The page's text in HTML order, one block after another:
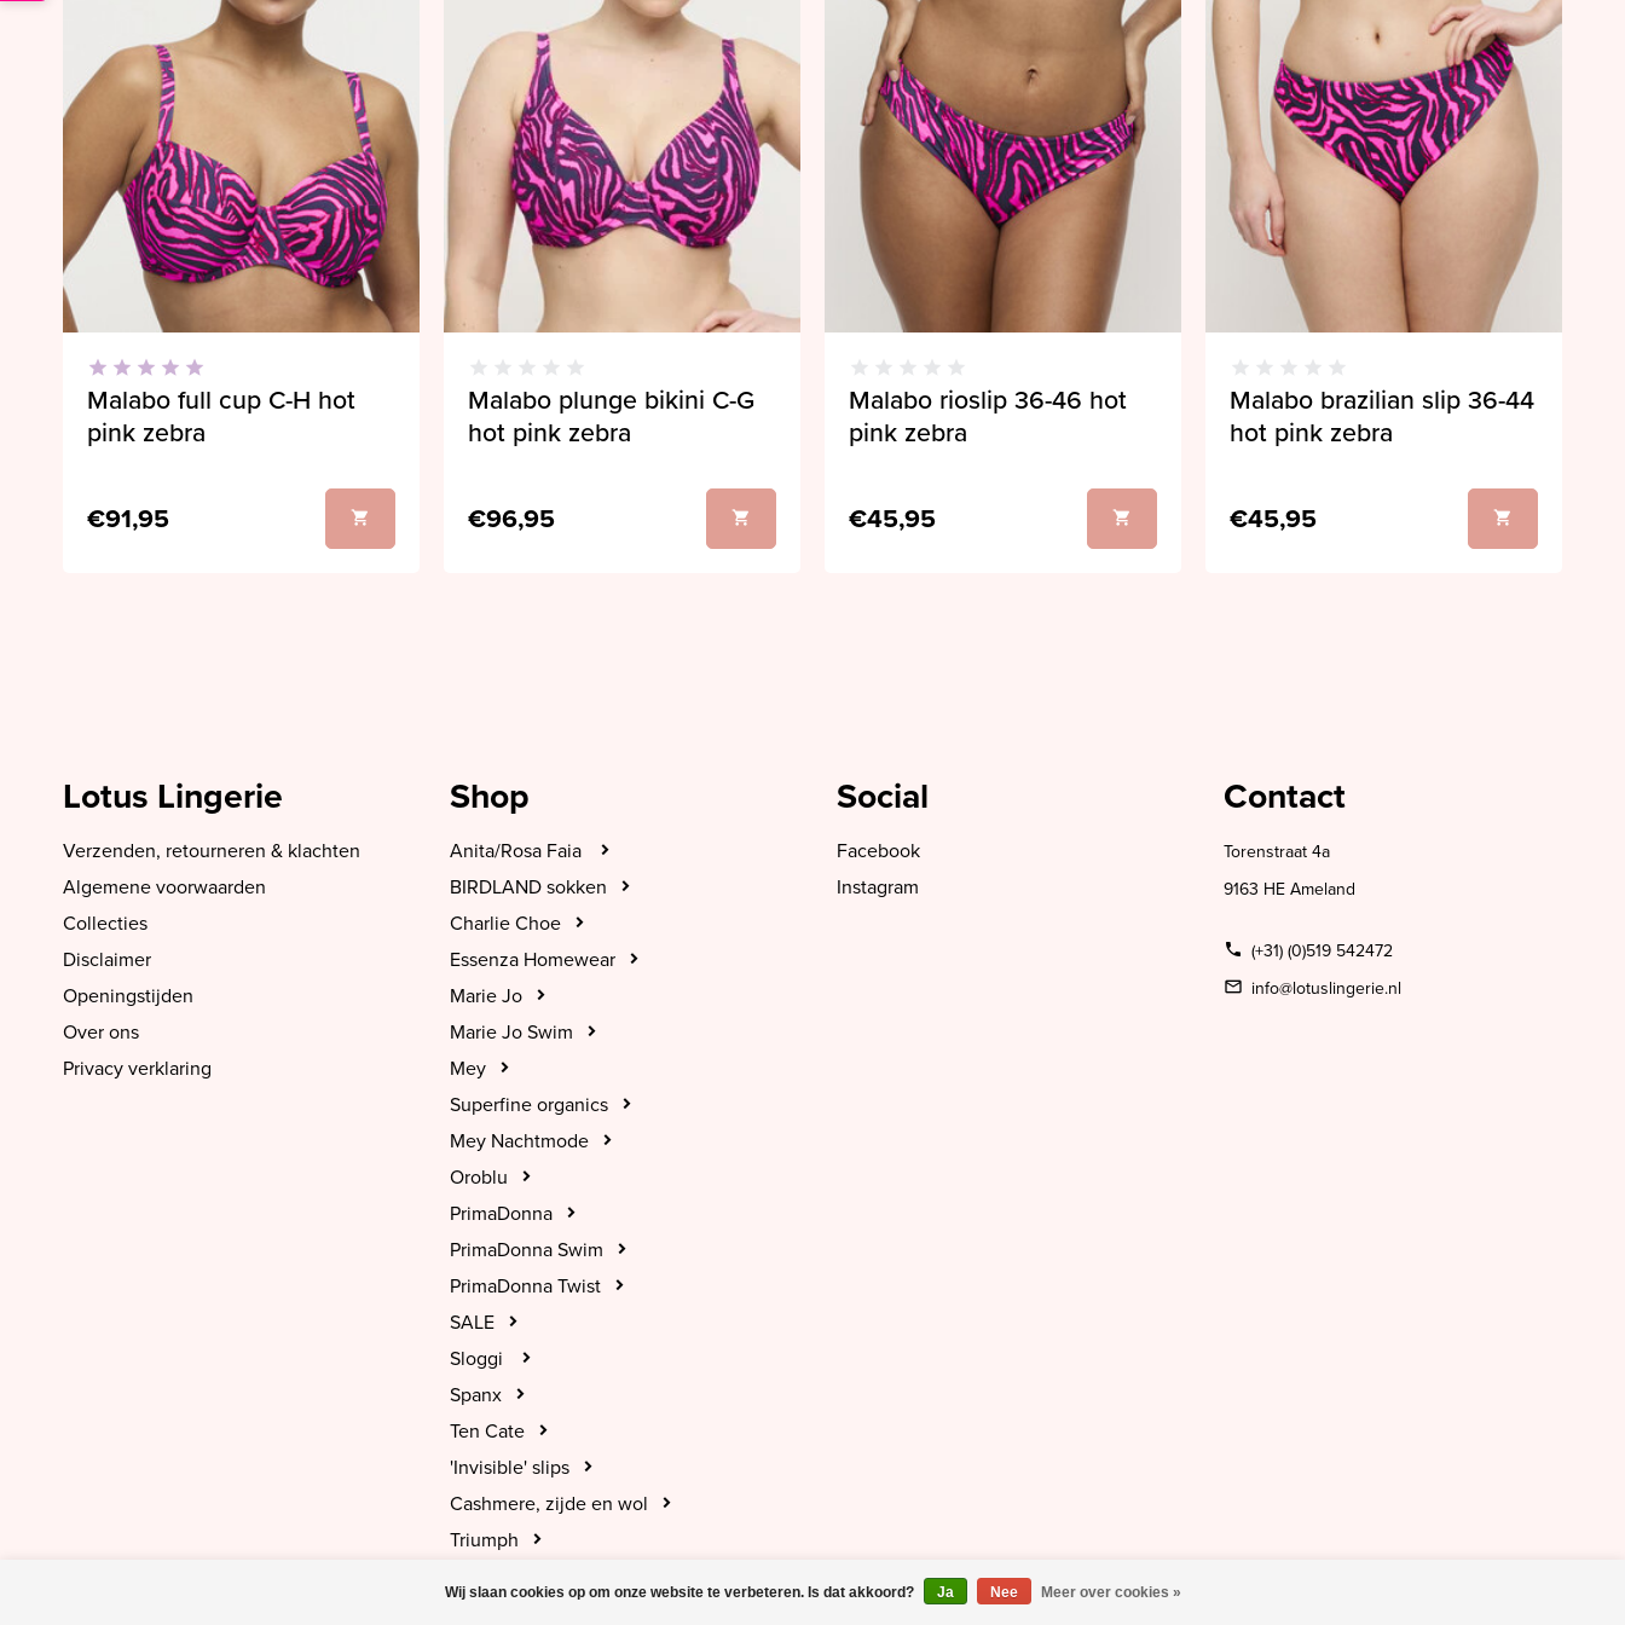
Malabo full cup C-H hot
pink zebra
€91,95
Malabo plunge bikini C-G
hot pink zebra
€96,95
Malabo rioslip 36-46 hot
pink zebra
€45,95
Malabo brazilian slip 36-44
hot pink zebra
€45,95
Lotus Lingerie
Verzenden, retourneren & klachten
Algemene voorwaarden
Collecties
Disclaimer
Openingstijden
Over ons
Privacy verklaring
Shop
Anita/Rosa Faia
BIRDLAND sokken
Charlie Choe
Essenza Homewear
Marie Jo
Marie Jo Swim
Mey
Superfine organics
Mey Nachtmode
Oroblu
PrimaDonna
PrimaDonna Swim
PrimaDonna Twist
SALE
Sloggi
Spanx
Ten Cate
'Invisible' slips
Cashmere, zijde en wol
Triumph
Social
Facebook
Instagram
Contact
Torenstraat 4a
9163 HE Ameland
(+31) (0)519 542472
info@lotuslingerie.nl
Wij slaan cookies op om onze website te verbeteren. Is dat akkoord? Ja Nee Meer over cookies »